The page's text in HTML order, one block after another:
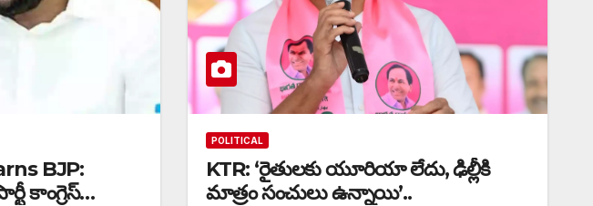
BJP:
కాంగ్రెస్…
POLITICAL
KTR: ‘రైతులకు యూరియా లేదు, ఢిల్లీకి
మాత్రం సంచులు ఉన్నాయి’..